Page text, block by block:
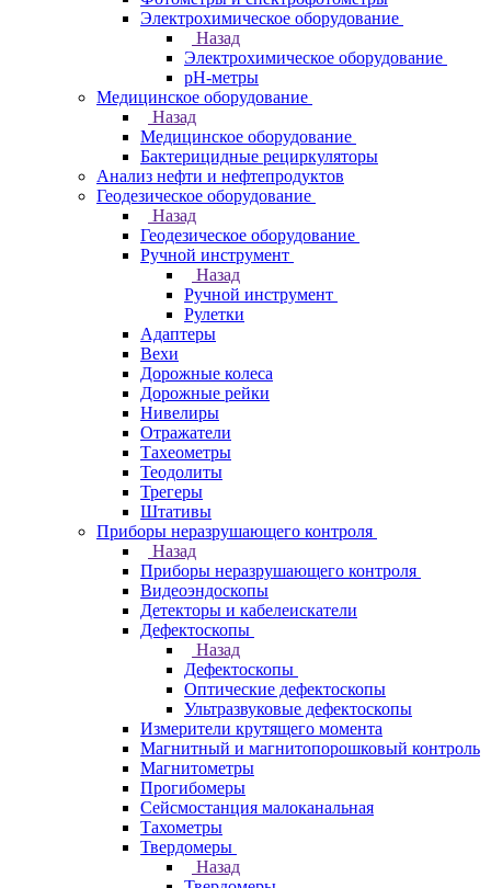
Электрохимическое оборудование
Назад
Электрохимическое оборудование
pH-метры
Медицинское оборудование
Назад
Медицинское оборудование
Бактерицидные рециркуляторы
Анализ нефти и нефтепродуктов
Геодезическое оборудование
Назад
Геодезическое оборудование
Ручной инструмент
Назад
Ручной инструмент
Рулетки
Адаптеры
Вехи
Дорожные колеса
Дорожные рейки
Нивелиры
Отражатели
Тахеометры
Теодолиты
Трегеры
Штативы
Приборы неразрушающего контроля
Назад
Приборы неразрушающего контроля
Видеоэндоскопы
Детекторы и кабелеискатели
Дефектоскопы
Назад
Дефектоскопы
Оптические дефектоскопы
Ультразвуковые дефектоскопы
Измерители крутящего момента
Магнитный и магнитопорошковый контроль
Магнитометры
Прогибомеры
Сейсмостанция малоканальная
Тахометры
Твердомеры
Назад